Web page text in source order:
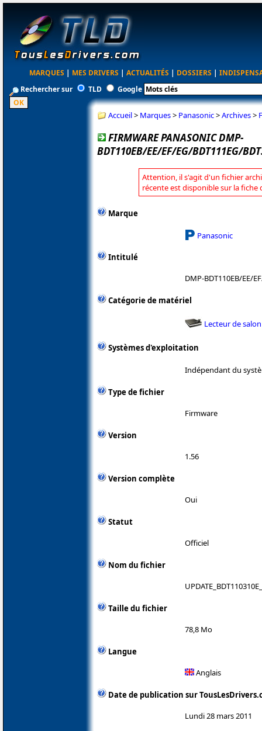
MARQUES | MES DRIVERS | ACTUALITÉS | DOSSIERS |
Rechercher sur
TLD Google
Accueil> Marques> Panasonic>Archives>
FIRMWARE PANASONIC DMP-
BDT110EB/EE/EF/EG/BDT111EG/
Attention, il s'agit d'un fichier
récente est disponible sur la fiche
Marque
Panasonic
Intitulé
DMP-BDT110EB/EE/
Catégorie de matériel
Lecteur de salon
Systèmes d'exploitation
Indépendant du
Type de fichier
Firmware
Version
1.56
Version complète
Oui
Statut
Officiel
Nom du fichier
Taille du fichier
78,8 Mo
Langue
Anglais
Date de publication sur
Lundi 28 mars 2011